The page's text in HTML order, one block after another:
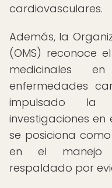
cardiovasculares.
Además, la
(OMS) reconoce
medicinales
enfermedades
impulsado la
investigaciones
se posiciona
en el manejo
respaldado por